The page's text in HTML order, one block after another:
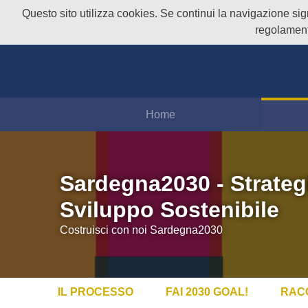
Questo sito utilizza cookies. Se continui la navigazione
Home
Sardegna2030 -
Sviluppo Sostenibile
Costruisci con noi Sardegna2030
IL PROCESSO FAI 2030 GOAL!